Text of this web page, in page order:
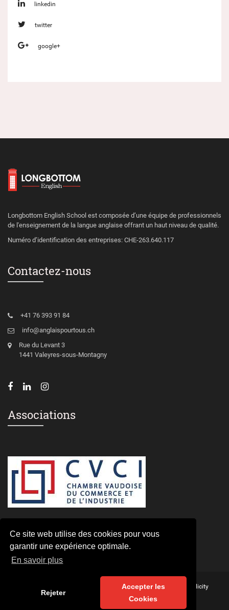
Ce site web utilise des cookies pour vous
garantir une expérience optimale.
En savoir plus
Rejeter
Accepter les
Cookies
linkedin
twitter
google+
Longbottom English School est composée d’une équipe de professionnels
de l'enseignement de la langue anglaise offrant un haut niveau de qualité.
Numéro d’identification des entreprises: CHE-263.640.117
Contactez-nous
+41 76 393 91 84
info@anglaispourtous.ch
Rue du Levant 3
1441 Valeyres-sous-Montagny
Associations
Laissez un commentaire
Longbottom English School- par
Total Simplicity
INTAKE TEST
QUI SOMMES-NOUS
LIEUX DE COURS